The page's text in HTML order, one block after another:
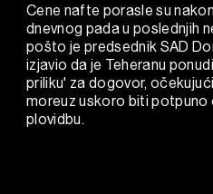
Cene nafte porasle su
dnevnog pada u poslednjih
pošto je predsednik SAD
izjavio da je Teheranu
priliku' za dogovor,
moreuz uskoro biti potpuno
plovidbu.